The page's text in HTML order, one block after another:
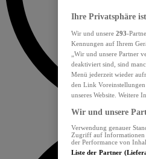
Ihre Privatsphäre
Wir und unsere 293-
Kennungen auf Ihrem
„Wir und unsere Partner
deaktiviert sind, sind
Menü jederzeit wieder
den Link
unseres Website. Weitere
Wir und unsere
Verwendung genauer
Zugriff auf Informationen
der Performance von
Liste der Partner